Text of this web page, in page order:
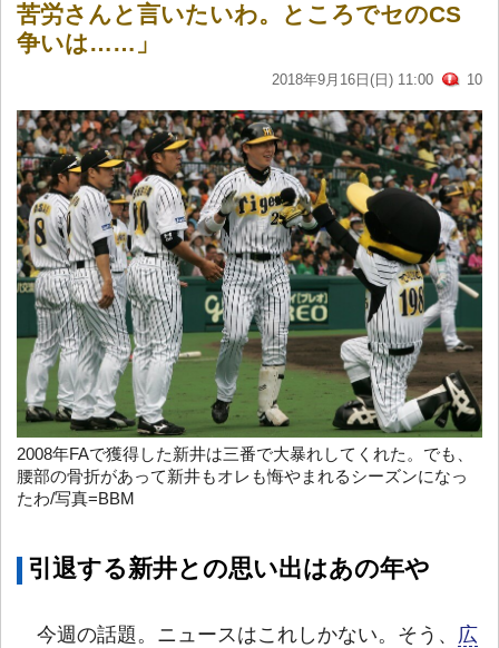
苦労さんと言いたいわ。ところでセのCS
争いは……」
2018年9月16日(日) 11:00 10
2008年FAで獲得した新井は三番で大暴れしてくれた。でも、
腰部の骨折があって新井もオレも悔やまれるシーズンになっ
たわ/写真=BBM
引退する新井との思い出はあの年や
今週の話題。ニュースはこれしかない。そう、 広